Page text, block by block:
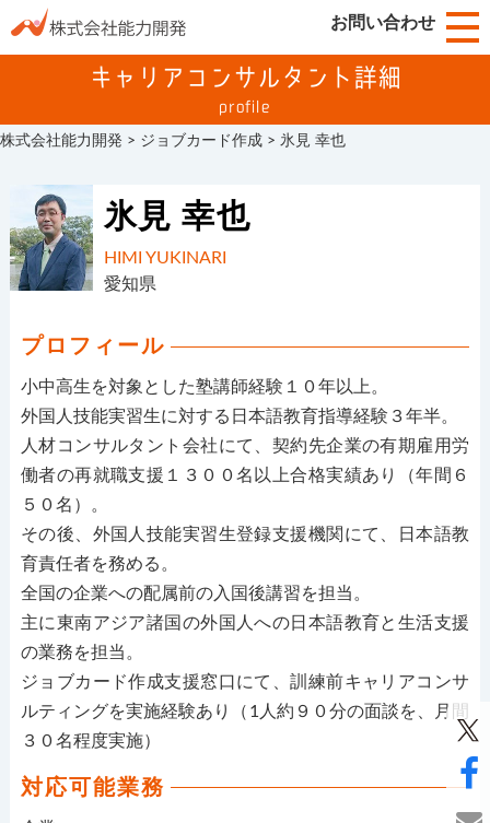
お問い合わせ
キャリアコンサルタント詳細
profile
株式会社能力開発 > ジョブカード作成 > 氷見 幸也
氷見 幸也
HIMI YUKINARI
愛知県
プロフィール
小中高生を対象とした塾講師経験１０年以上。
外国人技能実習生に対する日本語教育指導経験３年半。
人材コンサルタント会社にて、契約先企業の有期雇用労
働者の再就職支援１３００名以上合格実績あり（年間６
５０名）。
その後、外国人技能実習生登録支援機関にて、日本語教
育責任者を務める。
全国の企業への配属前の入国後講習を担当。
主に東南アジア諸国の外国人への日本語教育と生活支援
の業務を担当。
ジョブカード作成支援窓口にて、訓練前キャリアコンサ
ルティングを実施経験あり（1人約９０分の面談を、月間
３０名程度実施）
対応可能業務